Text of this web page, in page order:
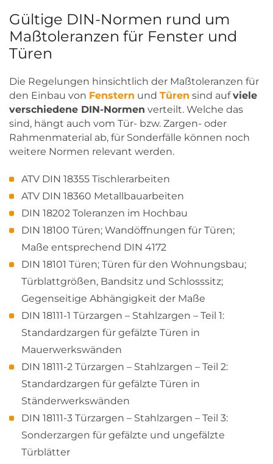
Gültige DIN-Normen rund um
Maßtoleranzen für Fenster und
Türen
Die Regelungen hinsichtlich der Maßtoleranzen für
den Einbau von Fenstern und Türen sind aufviele
verschiedene DIN-Normen verteilt. Welche das
sind, hängt auch vom Tür- bzw. Zargen- oder
Rahmenmaterial ab, für Sonderfälle können noch
weitere Normen relevant werden.
ATV DIN 18355 Tischlerarbeiten
ATV DIN 18360 Metallbauarbeiten
DIN 18202 Toleranzen im Hochbau
DIN 18100 Türen; Wandöffnungen für Türen;
Maße entsprechend DIN 4172
DIN 18101 Türen; Türen für den Wohnungsbau;
Türblattgrößen, Bandsitz und Schlosssitz;
Gegenseitige Abhängigkeit der Maße
DIN 18111-1 Türzargen – Stahlzargen – Teil 1:
Standardzargen für gefälzte Türen in
Mauerwerkswänden
DIN 18111-2 Türzargen – Stahlzargen – Teil 2:
Standardzargen für gefälzte Türen in
Ständerwerkswänden
DIN 18111-3 Türzargen – Stahlzargen – Teil 3:
Sonderzargen für gefälzte und ungefälzte
Türblätter